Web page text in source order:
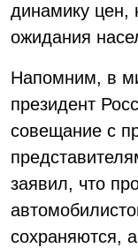
динамику цен,
ожидания
Напомним, в
президент
совещание с
заявил, что
сохраняются,